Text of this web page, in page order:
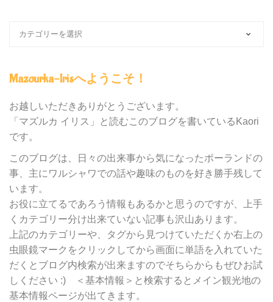
の
テ
ゴ
ー
別
検
索
Mazourka-Irisへようこそ！
お越しいただきありがとうございます。
「マズルカ イリス」と読むこのブログを書いているKaori
です。
このブログは、日々の出来事から気になったポーランドの
事、主にワルシャワでの話や趣味のものを好き勝手残して
います。
お役に立てるであろう情報もあるかと思うのですが、上手
くカテゴリー分け出来ていない記事も沢山あります。
上記のカテゴリーや、タグから見つけていただくか右上の
虫眼鏡マークをクリックしてから画面に単語を入れていた
だくとブログ内検索が出来ますのでそちらからもぜひお試
しください :) ＜基本情報＞と検索するとメイン観光地の
基本情報ページが出てきます。